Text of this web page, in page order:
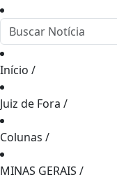
Início /
Juiz de Fora /
Colunas /
MINAS GERAIS /